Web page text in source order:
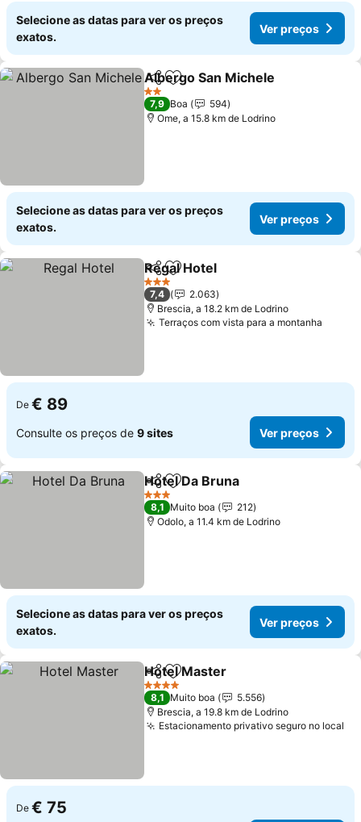
Selecione as datas para ver os preços
exatos.
Ver preços
PartilharAdicionar aos favoritos
Albergo San Michele
2 Estrelas
7,9 Boa
594
Ome, a 15.8 km de Lodrino
Selecione as datas para ver os preços
exatos.
Ver preços
PartilharAdicionar aos favoritos
Regal Hotel
3 Estrelas
7,4
2.063
Brescia, a 18.2 km de Lodrino
Terraços com vista para a montanha
De € 89
Consulte os preços de 9 sites Ver preços
PartilharAdicionar aos favoritos
Hotel Da Bruna
3 Estrelas
8,1 Muito boa
212
Odolo, a 11.4 km de Lodrino
Selecione as datas para ver os preços
exatos.
Ver preços
PartilharAdicionar aos favoritos
Hotel Master
4 Estrelas
8,1 Muito boa
5.556
Brescia, a 19.8 km de Lodrino
Estacionamento privativo seguro no local
De € 75